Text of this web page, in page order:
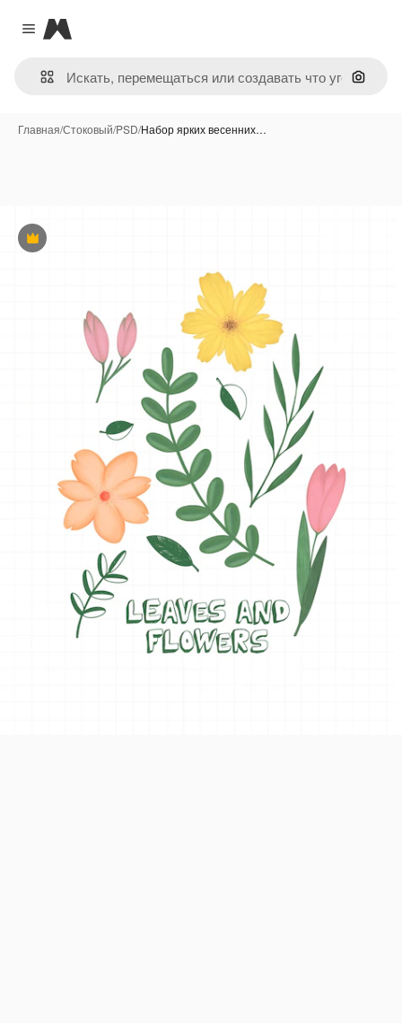
Close menu
Magnific
Поиск
Главная/Стоковый/PSD/Набор ярких весенних…
Премиум